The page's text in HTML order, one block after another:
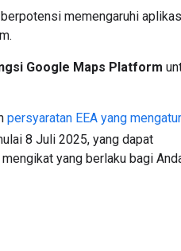
memengaruhi
Google Maps Platform
persyaratan EEA yang mengatur
8 Juli 2025, yang dapat
yang berlaku bagi